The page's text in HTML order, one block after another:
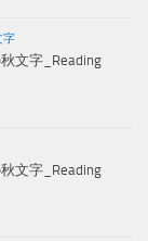
字
文字_Reading
文字_Reading